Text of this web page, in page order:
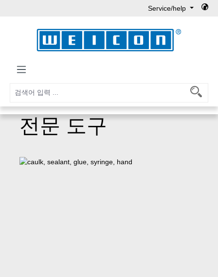
Service/help
전문 도구